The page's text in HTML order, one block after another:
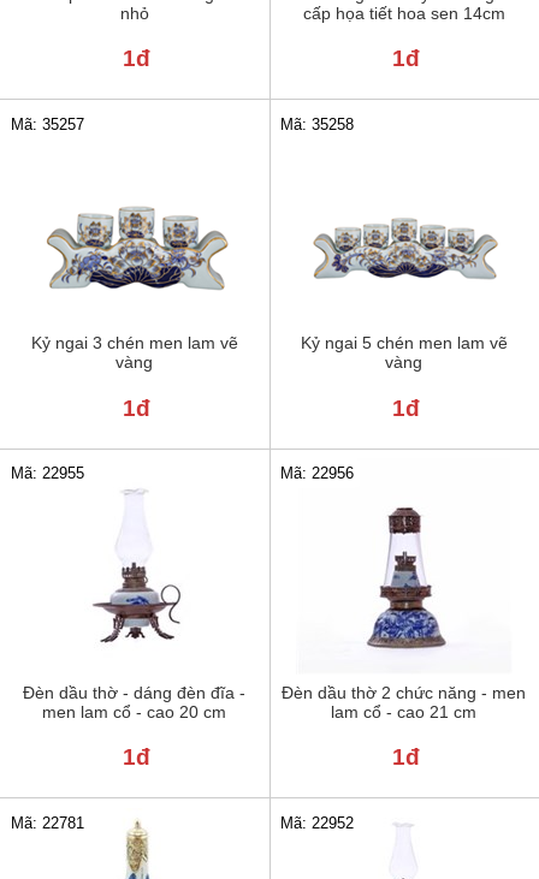
nhỏ
1đ
cấp họa tiết hoa sen 14cm
1đ
Kỷ ngai 3 chén men lam vẽ
vàng
Mã: 35257
1đ
Kỷ ngai 5 chén men lam vẽ
vàng
Mã: 35258
1đ
Đèn dầu thờ - dáng đèn đĩa -
men lam cổ - cao 20 cm
Mã: 22955
1đ
Đèn dầu thờ 2 chức năng - men
lam cổ - cao 21 cm
Mã: 22956
1đ
Mã: 22781 Mã: 22952